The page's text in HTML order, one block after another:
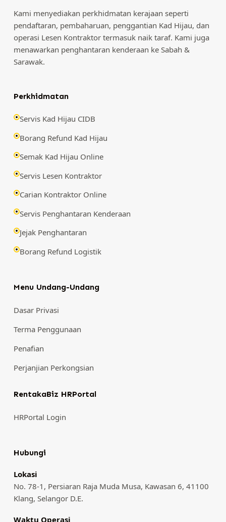
Kami menyediakan perkhidmatan kerajaan seperti
pendaftaran, pembaharuan, penggantian Kad Hijau, dan
operasi Lesen Kontraktor termasuk naik taraf. Kami juga
menawarkan penghantaran kenderaan ke Sabah &
Sarawak.
Perkhidmatan
Servis Kad Hijau CIDB
Borang Refund Kad Hijau
Semak Kad Hijau Online
Servis Lesen Kontraktor
Carian Kontraktor Online
Servis Penghantaran Kenderaan
Jejak Penghantaran
Borang Refund Logistik
Menu Undang-Undang
Dasar Privasi
Terma Penggunaan
Penafian
Perjanjian Perkongsian
RentakaBiz HRPortal
HRPortal Login
Hubungi
Lokasi
No. 78-1, Persiaran Raja Muda Musa, Kawasan 6, 41100
Klang, Selangor D.E.
Waktu Operasi